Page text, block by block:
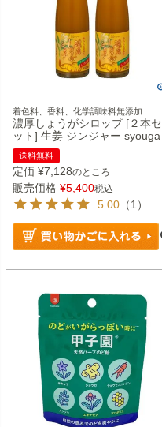
着色料、香料、化学調味料無添加
濃厚しょうがシロップ [２本セ
ット] 生姜 ジンジャー syouga
送料無料
定価 ¥7,128のところ
販売価格 ¥5,400税込
5.00 （1）